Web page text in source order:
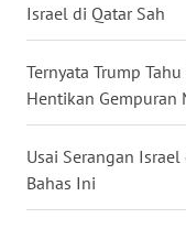
Israel di Qatar Sah
Ternyata Trump
Hentikan Gempuran
Usai Serangan
Bahas Ini
WN
WN
WN